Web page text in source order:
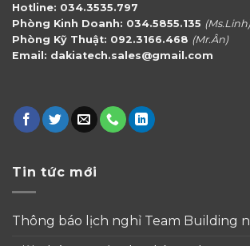
Hotline: 034.3535.797
Phòng Kinh Doanh: 034.5855.135 (Ms.Linh)
Phòng Kỹ Thuật: 092.3166.468 (Mr.Ân)
Email: dakiatech.sales@gmail.com
Tin tức mới
Thông báo lịch nghỉ Team Building